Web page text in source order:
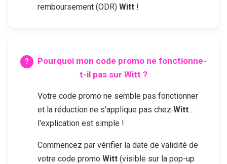
remboursement (ODR) Witt !
Pourquoi mon code promo ne fonctionne-
t-il pas sur Witt ?
Votre code promo ne semble pas fonctionner
et la réduction ne s'applique pas chez Witt…
l'explication est simple !
Commencez par vérifier la date de validité de
votre code promo Witt (visible sur la pop-up